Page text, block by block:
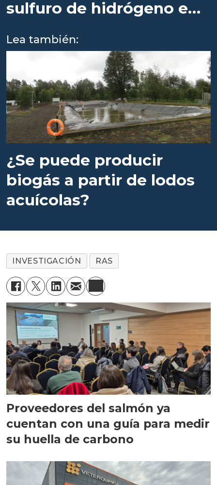
sulfuro de hidrógeno en
Lea también:
¿Se puede producir
biogás a partir de lodos
acuícolas?
INVESTIGACIÓN RAS
Proveedores del salmón ya
cuentan con una guía para medir
su huella de carbono